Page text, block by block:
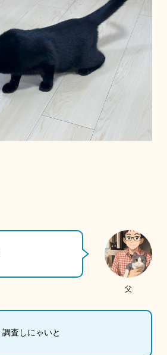
父
調査しにゃいと